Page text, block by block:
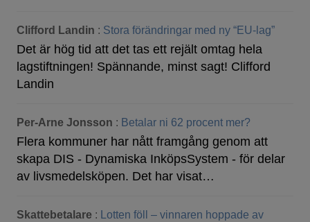
Clifford Landin : Stora förändringar med ny “EU-lag”
Det är hög tid att det tas ett rejält omtag hela
lagstiftningen! Spännande, minst sagt! Clifford
Landin
Per-Arne Jonsson : Betalar ni 62 procent mer?
Flera kommuner har nått framgång genom att
skapa DIS - Dynamiska InköpsSystem - för delar
av livsmedelsköpen. Det har visat…
Skattebetalare : Lotten föll – vinnaren hoppade av